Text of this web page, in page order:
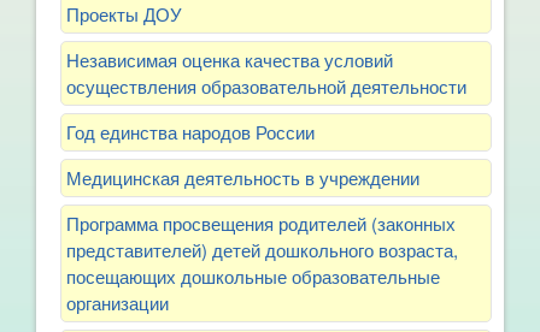
Проекты ДОУ
Независимая оценка качества условий
осуществления образовательной деятельности
Год единства народов России
Медицинская деятельность в учреждении
Программа просвещения родителей (законных
представителей) детей дошкольного возраста,
посещающих дошкольные образовательные
организации